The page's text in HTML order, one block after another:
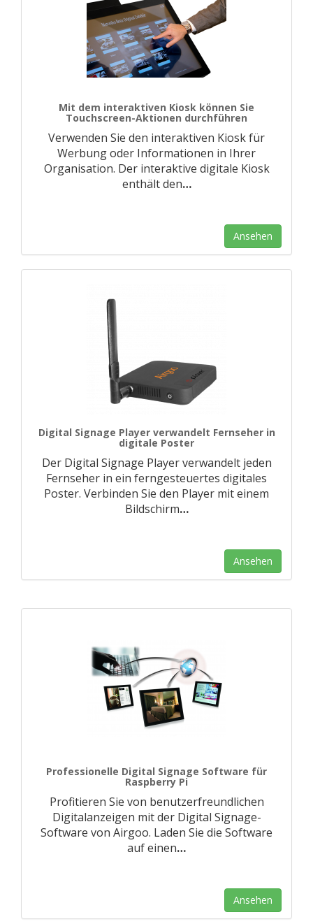
Mit dem interaktiven Kiosk können Sie
Touchscreen-Aktionen durchführen
Verwenden Sie den interaktiven Kiosk für
Werbung oder Informationen in Ihrer
Organisation. Der interaktive digitale Kiosk
enthält den…
Ansehen
Digital Signage Player verwandelt Fernseher in
digitale Poster
Der Digital Signage Player verwandelt jeden
Fernseher in ein ferngesteuertes digitales
Poster. Verbinden Sie den Player mit einem
Bildschirm…
Ansehen
Professionelle Digital Signage Software für
Raspberry Pi
Profitieren Sie von benutzerfreundlichen
Digitalanzeigen mit der Digital Signage-
Software von Airgoo. Laden Sie die Software
auf einen…
Ansehen